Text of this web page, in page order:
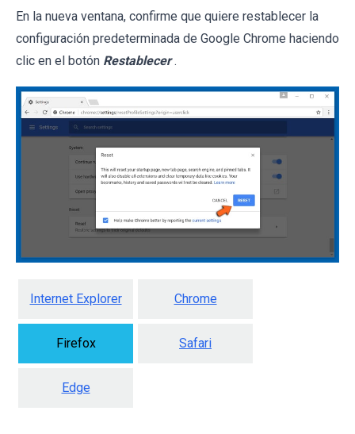
En la nueva ventana, confirme que quiere restablecer la
configuración predeterminada de Google Chrome haciendo
clic en el botón Restablecer .
Internet Explorer Chrome
Firefox Safari
Edge